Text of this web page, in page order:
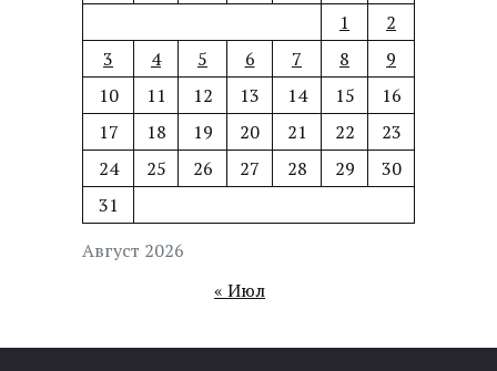
Август 2026
1
2
3
4 5 6 7 8
9
10
11 12 13 14 15
16
17
18 19 20 21 22
23
24
25 26 27 28 29
30
31
« Июл